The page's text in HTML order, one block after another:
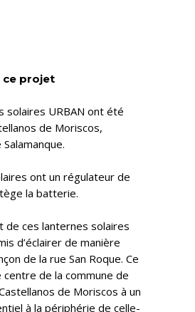
ce projet
solaires URBAN ont été
de Moriscos,
ont un régulateur de
la batterie.
de ces lanternes solaires
d’éclairer de manière
de la rue San Roque. Ce
de la commune de
de Moriscos à un
à la périphérie de celle-